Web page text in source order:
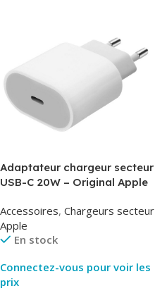
Adaptateur chargeur secteur
USB-C 20W – Original Apple
Accessoires, Chargeurs secteur
Apple
En stock
Connectez-vous pour voir les
prix